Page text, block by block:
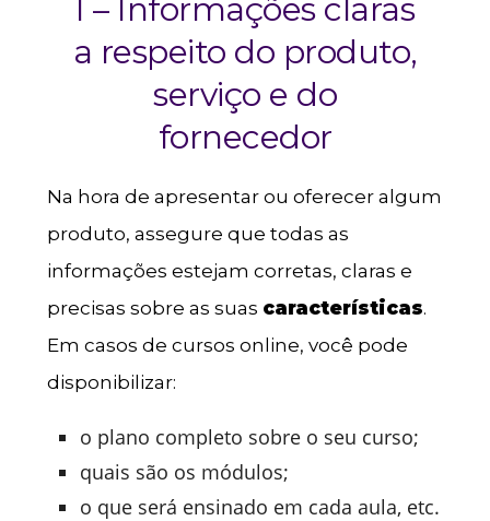
I – Informações claras
a respeito do produto,
serviço e do
fornecedor
Na hora de apresentar ou oferecer algum
produto, assegure que todas as
informações estejam corretas, claras e
precisas sobre as suas características.
Em casos de cursos online, você pode
disponibilizar:
o plano completo sobre o seu curso;
quais são os módulos;
o que será ensinado em cada aula, etc.